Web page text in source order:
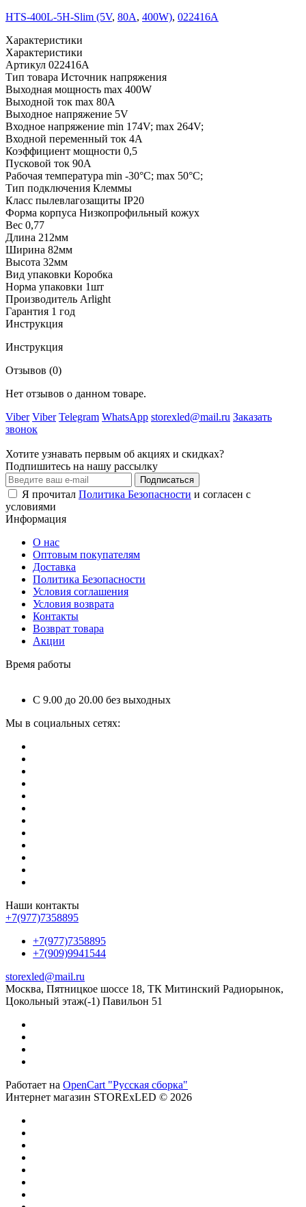
HTS-400L-5H-Slim (5V, 80A, 400W), 022416А
Характеристики
Характеристики
Артикул 022416А
Тип товара Источник напряжения
Выходная мощность max 400W
Выходной ток max 80А
Выходное напряжение 5V
Входное напряжение min 174V; max 264V;
Входной переменный ток 4А
Коэффициент мощности 0,5
Пусковой ток 90А
Рабочая температура min -30°C; max 50°C;
Тип подключения Клеммы
Класс пылевлагозащиты IP20
Форма корпуса Низкопрофильный кожух
Вес 0,77
Длина 212мм
Ширина 82мм
Высота 32мм
Вид упаковки Коробка
Норма упаковки 1шт
Производитель Arlight
Гарантия 1 год
Инструкция
Инструкция
Отзывов (0)
Нет отзывов о данном товаре.
Viber Viber Telegram WhatsApp storexled@mail.ru Заказать
звонок
Хотите узнавать первым об акциях и скидках?
Подпишитесь на нашу рассылку
Подписаться
Я прочитал Политика Безопасности и согласен с
условиями
Информация
О нас
Оптовым покупателям
Доставка
Политика Безопасности
Условия соглашения
Условия возврата
Контакты
Возврат товара
Акции
Время работы
С 9.00 до 20.00 без выходных
Мы в социальных сетях:
Наши контакты
+7(977)7358895
+7(977)7358895
+7(909)9941544
storexled@mail.ru
Москва, Пятницкое шоссе 18, ТК Митинский Радиорынок,
Цокольный этаж(-1) Павильон 51
Работает на OpenCart "Русская сборка"
Интернет магазин STORExLED © 2026